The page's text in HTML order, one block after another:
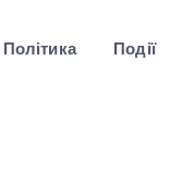
Політика Події